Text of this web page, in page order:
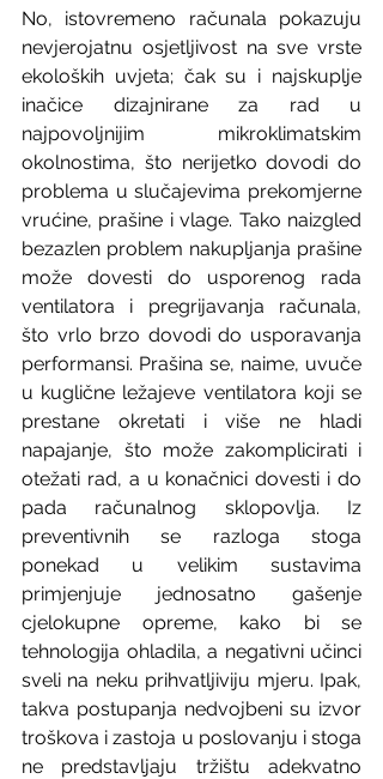
No, istovremeno računala pokazuju
nevjerojatnu osjetljivost na sve vrste
ekoloških uvjeta; čak su i najskuplje
inačice dizajnirane za rad u
najpovoljnijim mikroklimatskim
okolnostima, što nerijetko dovodi do
problema u slučajevima prekomjerne
vrućine, prašine i vlage. Tako naizgled
bezazlen problem nakupljanja prašine
može dovesti do usporenog rada
ventilatora i pregrijavanja računala,
što vrlo brzo dovodi do usporavanja
performansi. Prašina se, naime, uvuče
u kuglične ležajeve ventilatora koji se
prestane okretati i više ne hladi
napajanje, što može zakomplicirati i
otežati rad, a u konačnici dovesti i do
pada računalnog sklopovlja. Iz
preventivnih se razloga stoga
ponekad u velikim sustavima
primjenjuje jednosatno gašenje
cjelokupne opreme, kako bi se
tehnologija ohladila, a negativni učinci
sveli na neku prihvatljiviju mjeru. Ipak,
takva postupanja nedvojbeni su izvor
troškova i zastoja u poslovanju i stoga
ne predstavljaju tržištu adekvatno